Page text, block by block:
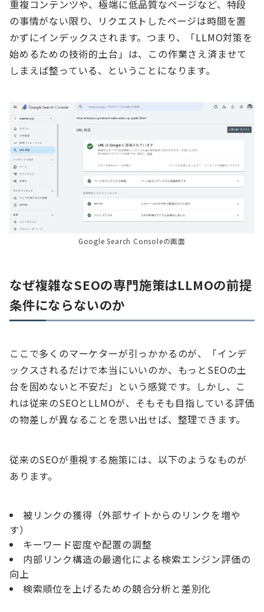
重複コンテンツや、極端に低品質なページなど、特段
の事情がない限り、リクエストしたページは時間を置
かずにインデックスされます。つまり、「LLMO対策を
始めるための技術的土台」は、この作業さえ済ませて
しまえば整っている、ということになります。
Google Search Consoleの画面
なぜ複雑なSEOの専門施策はLLMOの前提
条件にならないのか
ここで多くのマーケターが引っかかるのが、「インデ
ックスされるだけで本当にいいのか、もっとSEOの土
台を固めないと不安だ」という感覚です。しかし、こ
れは従来のSEOとLLMOが、そもそも目指している評価
の物差しが異なることを思い出せば、整理できます。
従来のSEOが重視する施策には、以下のようなものが
あります。
被リンクの獲得（外部サイトからのリンクを増や
す）
キーワード密度や配置の調整
内部リンク構造の最適化による検索エンジン評価の
向上
検索順位を上げるための競合分析と差別化